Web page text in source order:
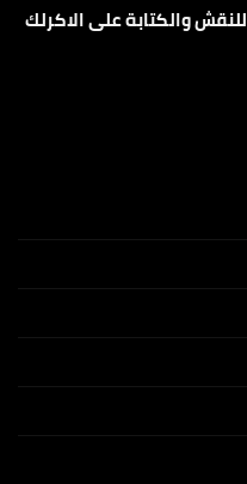
مكائن CNC كاربون ليزر CO2 للنقش والكتابة على الاكرلك